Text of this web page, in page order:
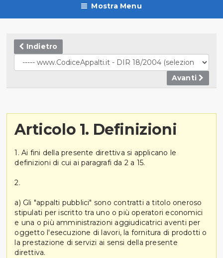
Mostra Menu
Indietro
Avanti
Articolo 1. Definizioni
1. Ai fini della presente direttiva si applicano le
definizioni di cui ai paragrafi da 2 a 15.
2.
a) Gli "appalti pubblici" sono contratti a titolo oneroso
stipulati per iscritto tra uno o più operatori economici
e una o più amministrazioni aggiudicatrici aventi per
oggetto l'esecuzione di lavori, la fornitura di prodotti o
la prestazione di servizi ai sensi della presente
direttiva.